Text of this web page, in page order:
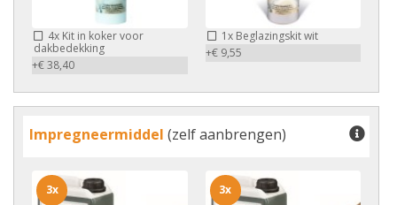
4x Kit in koker voor
dakbedekking
+€ 38,40
1xBeglazingskit wit
+€ 9,55
Impregneermiddel (zelf aanbrengen)
3x 3x